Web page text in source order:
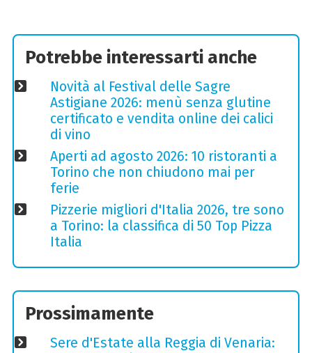
Potrebbe interessarti anche
Novità al Festival delle Sagre
Astigiane 2026: menù senza glutine
certificato e vendita online dei calici
di vino
Aperti ad agosto 2026: 10 ristoranti a
Torino che non chiudono mai per
ferie
Pizzerie migliori d'Italia 2026, tre sono
a Torino: la classifica di 50 Top Pizza
Italia
Prossimamente
Sere d'Estate alla Reggia di Venaria: